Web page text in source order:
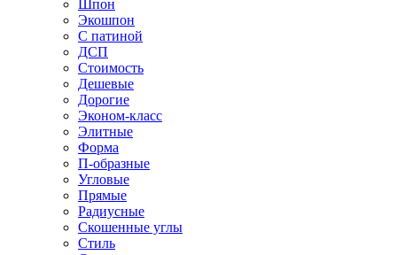
Шпон
Экошпон
С патиной
ДСП
Стоимость
Дешевые
Дорогие
Эконом-класс
Элитные
Форма
П-образные
Угловые
Прямые
Радиусные
Скошенные углы
Стиль